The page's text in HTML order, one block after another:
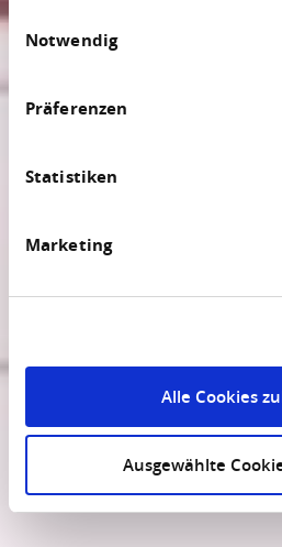
Verarbeitung
lit. a DSGVO.
widerrufen. Weitere
Einwilligungsauswahl
Notwendig
Präferenzen
Statistiken
Marketing
Alle Cookies
Ausgewählte